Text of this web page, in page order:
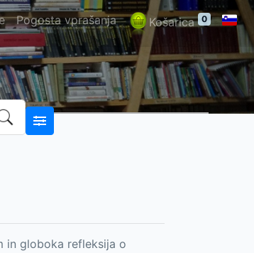
Pogosta vprašanja Košarica 0
in globoka refleksija o